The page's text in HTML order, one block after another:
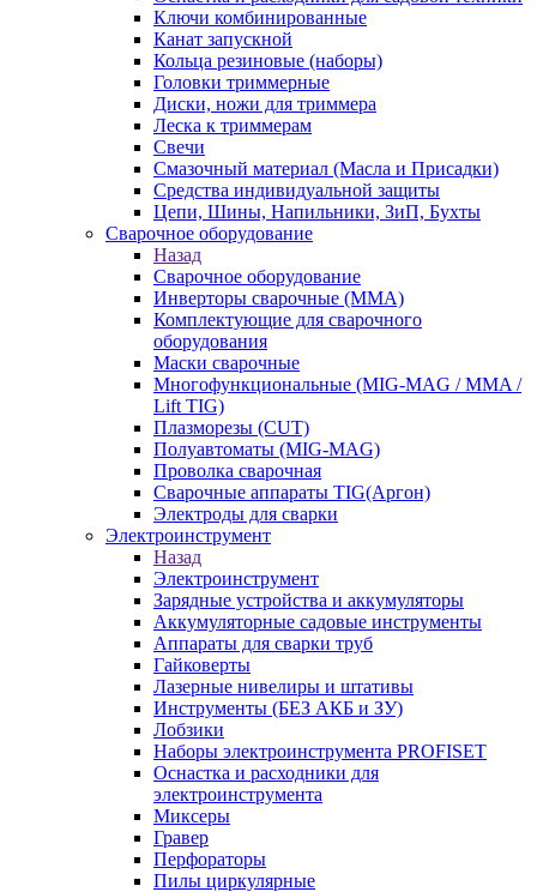
Ключи комбинированные
Канат запускной
Кольца резиновые (наборы)
Головки триммерные
Диски, ножи для триммера
Леска к триммерам
Свечи
Смазочный материал (Масла и Присадки)
Средства индивидуальной защиты
Цепи, Шины, Напильники, ЗиП, Бухты
Сварочное оборудование
Назад
Сварочное оборудование
Инверторы сварочные (ММА)
Комплектующие для сварочного
оборудования
Маски сварочные
Многофункциональные (MIG-MAG / MMA /
Lift TIG)
Плазморезы (CUT)
Полуавтоматы (МIG-MAG)
Проволка сварочная
Сварочные аппараты TIG(Аргон)
Электроды для сварки
Электроинструмент
Назад
Электроинструмент
Зарядные устройства и аккумуляторы
Аккумуляторные садовые инструменты
Аппараты для сварки труб
Гайковерты
Лазерные нивелиры и штативы
Инструменты (БЕЗ АКБ и ЗУ)
Лобзики
Наборы электроинструмента PROFISET
Оснастка и расходники для
электроинструмента
Миксеры
Гравер
Перфораторы
Пилы циркулярные